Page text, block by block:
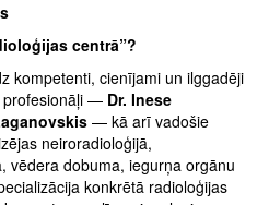
centrā”?
kompetenti, cienījami un ilggadēji
profesionāļi — Dr. Inese
— kā arī vadošie
neiroradioloģijā,
vēdera dobuma, iegurņa orgānu
konkrētā radioloģijas